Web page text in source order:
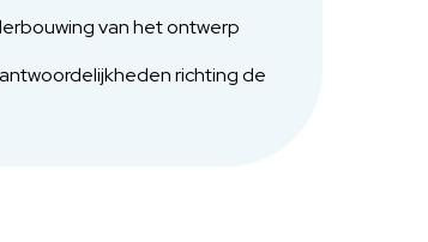
van het ontwerp
richting de